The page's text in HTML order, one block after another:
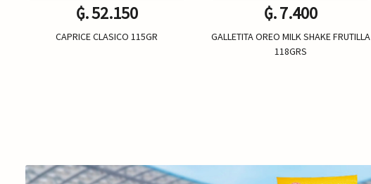
₲. 52.150
CAPRICE CLASICO 115GR
₲. 7.400
GALLETITA OREO MILK SHAKE FRUTILLA
118GRS